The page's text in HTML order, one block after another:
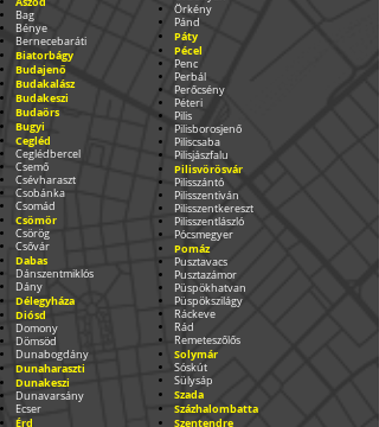
Bag
Bénye
Bernecebaráti
Biatorbágy
Budajenő
Budakalász
Budakeszi
Budaörs
Bugyi
Cegléd
Ceglédbercel
Csemő
Csévharaszt
Csobánka
Csomád
Csömör
Csörög
Csővár
Dabas
Dánszentmiklós
Dány
Délegyháza
Diósd
Domony
Dömsöd
Dunabogdány
Dunaharaszti
Dunakeszi
Dunavarsány
Ecser
Érd
Örkény
Pánd
Páty
Pécel
Penc
Perbál
Perőcsény
Péteri
Pilis
Pilisborosjenő
Piliscsaba
Pilisjászfalu
Pilisvörösvár
Pilisszántó
Pilisszentiván
Pilisszentkereszt
Pilisszentlászló
Pócsmegyer
Pomáz
Pusztavacs
Pusztazámor
Püspökhatvan
Püspökszilágy
Ráckeve
Rád
Remeteszőlős
Solymár
Sóskút
Sülysáp
Szada
Százhalombatta
Szentendre